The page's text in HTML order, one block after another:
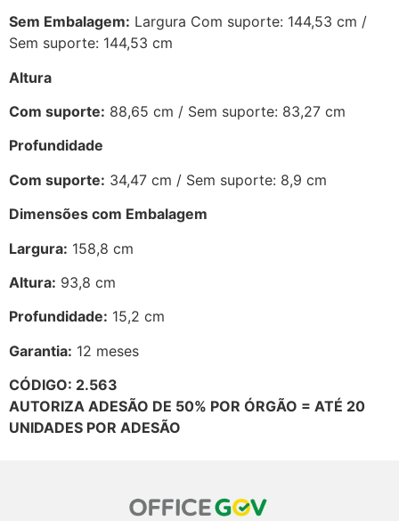
Sem Embalagem: Largura Com suporte: 144,53 cm /
Sem suporte: 144,53 cm
Altura
Com suporte: 88,65 cm / Sem suporte: 83,27 cm
Profundidade
Com suporte: 34,47 cm / Sem suporte: 8,9 cm
Dimensões com Embalagem
Largura: 158,8 cm
Altura: 93,8 cm
Profundidade: 15,2 cm
Garantia: 12 meses
CÓDIGO: 2.563
AUTORIZA ADESÃO DE 50% POR ÓRGÃO = ATÉ 20
UNIDADES POR ADESÃO